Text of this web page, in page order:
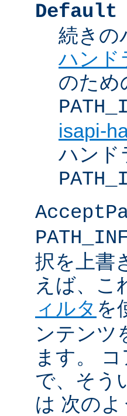
Default
続きの
ハンド
のため
isapi-
ハンド
択を上書
えば、こ
ィルタ を
ンテンツ
ます。
で、そう
は 次の